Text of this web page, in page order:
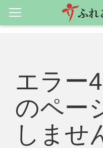
エラー
のペー
しませ